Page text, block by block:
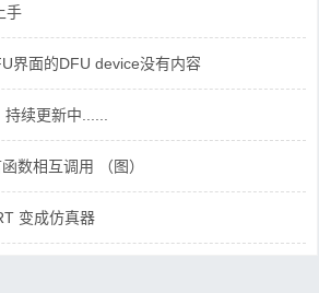
手
界面的DFU device没有内容
续更新中......
数相互调用 （图）
变成仿真器